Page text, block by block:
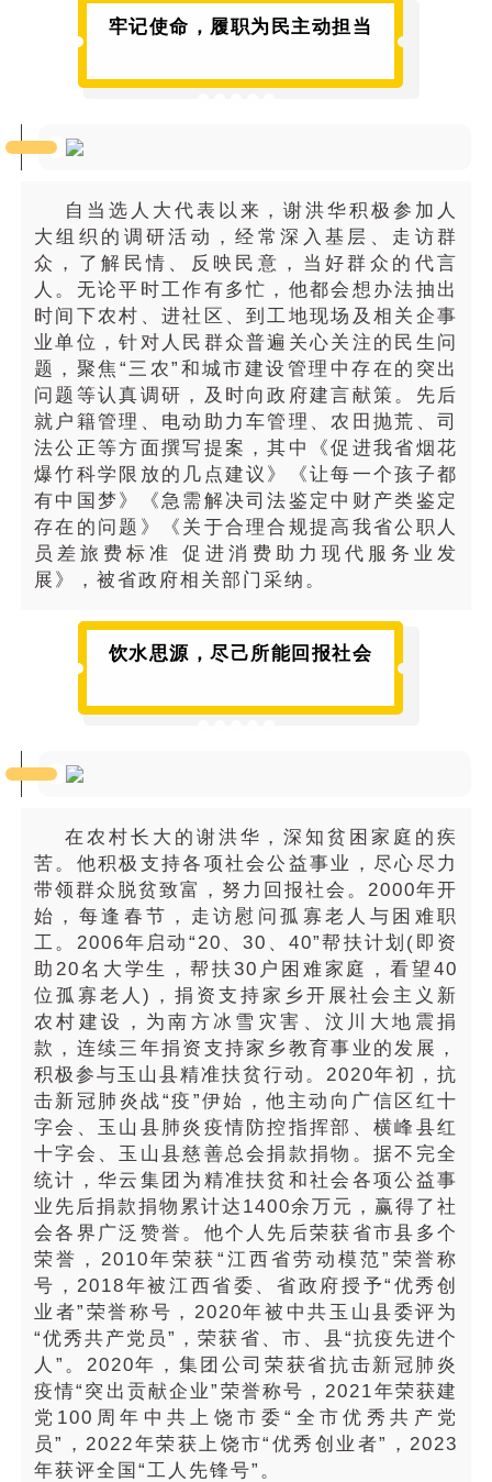
牢记使命，履职为民主动担当
自当选人大代表以来，谢洪华积极参加人
大组织的调研活动，经常深入基层、走访群
众，了解民情、反映民意，当好群众的代言
人。无论平时工作有多忙，他都会想办法抽出
时间下农村、进社区、到工地现场及相关企事
业单位，针对人民群众普遍关心关注的民生问
题，聚焦“三农”和城市建设管理中存在的突出
问题等认真调研，及时向政府建言献策。先后
就户籍管理、电动助力车管理、农田抛荒、司
法公正等方面撰写提案，其中《促进我省烟花
爆竹科学限放的几点建议》《让每一个孩子都
有中国梦》《急需解决司法鉴定中财产类鉴定
存在的问题》《关于合理合规提高我省公职人
员差旅费标准 促进消费助力现代服务业发
展》，被省政府相关部门采纳。
饮水思源，尽己所能回报社会
在农村长大的谢洪华，深知贫困家庭的疾
苦。他积极支持各项社会公益事业，尽心尽力
带领群众脱贫致富，努力回报社会。2000年开
始，每逢春节，走访慰问孤寡老人与困难职
工。2006年启动“20、30、40”帮扶计划(即资
助20名大学生，帮扶30户困难家庭，看望40
位孤寡老人)，捐资支持家乡开展社会主义新
农村建设，为南方冰雪灾害、汶川大地震捐
款，连续三年捐资支持家乡教育事业的发展，
积极参与玉山县精准扶贫行动。2020年初，抗
击新冠肺炎战“疫”伊始，他主动向广信区红十
字会、玉山县肺炎疫情防控指挥部、横峰县红
十字会、玉山县慈善总会捐款捐物。据不完全
统计，华云集团为精准扶贫和社会各项公益事
业先后捐款捐物累计达1400余万元，赢得了社
会各界广泛赞誉。他个人先后荣获省市县多个
荣誉，2010年荣获“江西省劳动模范”荣誉称
号，2018年被江西省委、省政府授予“优秀创
业者”荣誉称号，2020年被中共玉山县委评为
“优秀共产党员”，荣获省、市、县“抗疫先进个
人”。2020年，集团公司荣获省抗击新冠肺炎
疫情“突出贡献企业”荣誉称号，2021年荣获建
党100周年中共上饶市委“全市优秀共产党
员”，2022年荣获上饶市“优秀创业者”，2023
年获评全国“工人先锋号”。